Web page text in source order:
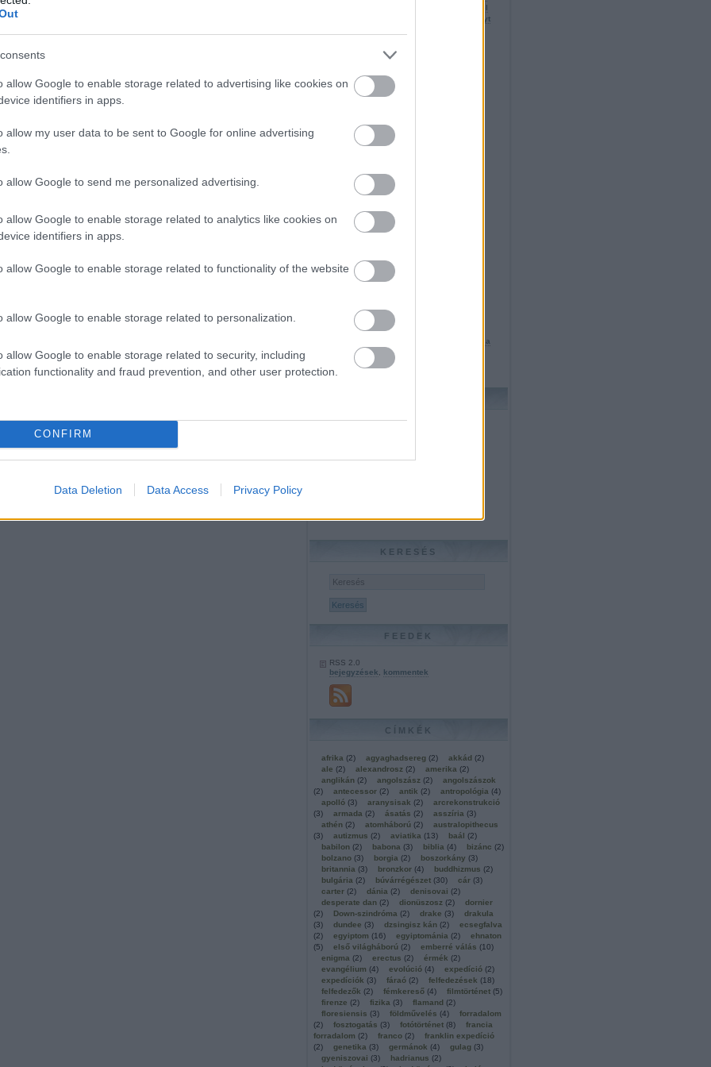
allow Google to enable storage related to advertising like cookies on
identifiers in apps.
allow my user data to be sent to Google for online advertising
allow Google to send me personalized advertising.
allow Google to enable storage related to analytics like cookies on
identifiers in apps.
allow Google to enable storage related to functionality of the website
allow Google to enable storage related to personalization.
allow Google to enable storage related to security, including
functionality and fraud prevention, and other user protection.
CONFIRM
Data Deletion Data Access Privacy Policy
Hitler több ezer németet ölt meg a V-2-vel
Szénizotóp oldja meg a Mona Lisa-rejtélyt
Megvan a legendás Aranyváros
Tífusz Mary igaz története
Az ismeretlen királyt halálra verték
A bűnügyi fotózás prófétája
Hatalmas aranykincset találtak
Hol beszélték az ősnyelvet?
Halál és termékenység: kéz a kézben
A történelem 20 leggazdagabb embere
Evangéliumból jósoltak
Ki lehet a lótuszülésben meghalt férfi?
Az első szerelemgyerek
sebészekre
Újabb tetoválást találtak a Jégemberen
szövegről
Hová tűnt a Húsvét-sziget népe?
Csökken a távolság a neandervölgyi és a
mai ember között
Lázadás a monopóliumok ellen?
2015 július (2)
KERESÉS
FEEDEK
RSS 2.0
bejegyzések
kommentek
CÍMKÉK
afrika (2) agyaghadsereg (2) akkád (2)
ale (2) alexandrosz (2) amerika (2)
anglikán (2) angolszász (2)
angolszászok
(2) antecessor (2) antik (2) antropológia (4)
apolló (3) aranysisak (2)
arcrekonstrukció
(3) armada (2) ásatás (2) asszíria (3)
athén (2) atomháború (2)
australopithecus
(3) autizmus (2) aviatika (13) baál (2)
babilon (2) babona (3) biblia (4) bizánc (2)
bolzano (3) borgia (2) boszorkány (3)
britannia (3) bronzkor (4) buddhizmus (2)
bulgária (2) búvárrégészet (30) cár (3)
carter (2) dánia (2) denisovai (2)
desperate dan (2) dionüszosz (2)
dornier
(2) Down-szindróma (2) drake (3)
drakula
(3) dundee (3) dzsingisz kán (2)
ecsegfalva
(2) egyiptom (16) egyiptománia (2)
ehnaton
(5) első világháború (2) emberré válás (10)
enigma (2) erectus (2) érmék (2)
evangélium (4) evolúció (4) expedíció (2)
expedíciók (3) fáraó (2) felfedezések (18)
felfedezők (2) fémkereső (4) filmtörténet (5)
firenze (2) fizika (3) flamand (2)
floresiensis (3) földművelés (4)
forradalom
(2) fosztogatás (3) fotótörténet (8)
francia
forradalom (2) franco (2)
franklin expedíció
(2) genetika (3) germánok (4) gulag (3)
gyeniszovai (3) hadrianus (2)